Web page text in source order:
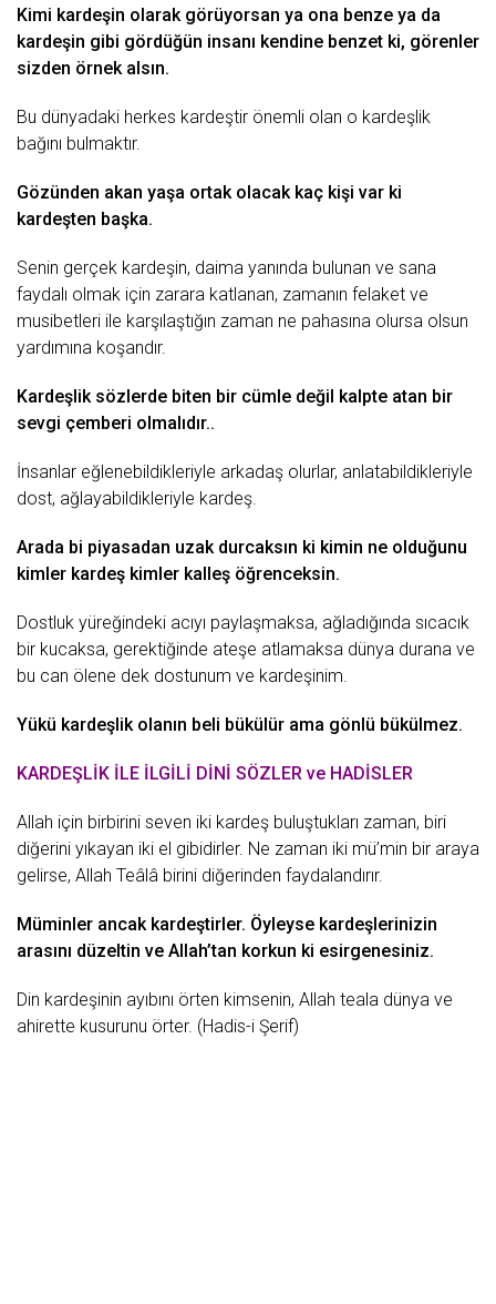
Kimi kardeşin olarak görüyorsan ya ona benze ya da
kardeşin gibi gördüğün insanı kendine benzet ki, görenler
sizden örnek alsın.
Bu dünyadaki herkes kardeştir önemli olan o kardeşlik
bağını bulmaktır.
Gözünden akan yaşa ortak olacak kaç kişi var ki
kardeşten başka.
Senin gerçek kardeşin, daima yanında bulunan ve sana
faydalı olmak için zarara katlanan, zamanın felaket ve
musibetleri ile karşılaştığın zaman ne pahasına olursa olsun
yardımına koşandır.
Kardeşlik sözlerde biten bir cümle değil kalpte atan bir
sevgi çemberi olmalıdır..
İnsanlar eğlenebildikleriyle arkadaş olurlar, anlatabildikleriyle
dost, ağlayabildikleriyle kardeş.
Arada bi piyasadan uzak durcaksın ki kimin ne olduğunu
kimler kardeş kimler kalleş öğrenceksin.
Dostluk yüreğindeki acıyı paylaşmaksa, ağladığında sıcacık
bir kucaksa, gerektiğinde ateşe atlamaksa dünya durana ve
bu can ölene dek dostunum ve kardeşinim.
Yükü kardeşlik olanın beli bükülür ama gönlü bükülmez.
KARDEŞLİK İLE İLGİLİ DİNİ SÖZLER ve HADİSLER
Allah için birbirini seven iki kardeş buluştukları zaman, biri
diğerini yıkayan iki el gibidirler. Ne zaman iki mü’min bir araya
gelirse, Allah Teâlâ birini diğerinden faydalandırır.
Müminler ancak kardeştirler. Öyleyse kardeşlerinizin
arasını düzeltin ve Allah’tan korkun ki esirgenesiniz.
Din kardeşinin ayıbını örten kimsenin, Allah teala dünya ve
ahirette kusurunu örter. (Hadis-i Şerif)